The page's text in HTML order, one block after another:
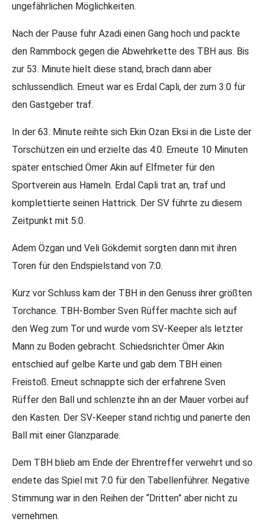
ungefährlichen Möglichkeiten.
Nach der Pause fuhr Azadi einen Gang hoch und packte
den Rammbock gegen die Abwehrkette des TBH aus. Bis
zur 53. Minute hielt diese stand, brach dann aber
schlussendlich. Erneut war es Erdal Capli, der zum 3:0 für
den Gastgeber traf.
In der 63. Minute reihte sich Ekin Ozan Eksi in die Liste der
Torschützen ein und erzielte das 4:0. Erneute 10 Minuten
später entschied Ömer Akin auf Elfmeter für den
Sportverein aus Hameln. Erdal Capli trat an, traf und
komplettierte seinen Hattrick. Der SV führte zu diesem
Zeitpunkt mit 5:0.
Adem Özgan und Veli Gökdemit sorgten dann mit ihren
Toren für den Endspielstand von 7:0.
Kurz vor Schluss kam der TBH in den Genuss ihrer größten
Torchance. TBH-Bomber Sven Rüffer machte sich auf
den Weg zum Tor und wurde vom SV-Keeper als letzter
Mann zu Boden gebracht. Schiedsrichter Ömer Akin
entschied auf gelbe Karte und gab dem TBH einen
Freistoß. Erneut schnappte sich der erfahrene Sven
Rüffer den Ball und schlenzte ihn an der Mauer vorbei auf
den Kasten. Der SV-Keeper stand richtig und parierte den
Ball mit einer Glanzparade.
Dem TBH blieb am Ende der Ehrentreffer verwehrt und so
endete das Spiel mit 7:0 für den Tabellenführer. Negative
Stimmung war in den Reihen der “Dritten” aber nicht zu
vernehmen.